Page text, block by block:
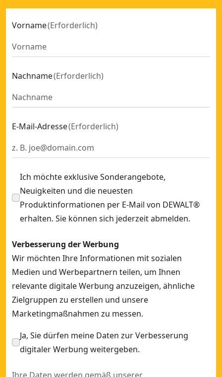
Vorname(Erforderlich)
Nachname(Erforderlich)
E-Mail-Adresse(Erforderlich)
Ich möchte exklusive Sonderangebote,
Neuigkeiten und die neuesten
Produktinformationen per E-Mail von DEWALT®
erhalten. Sie können sich jederzeit abmelden.
Verbesserung der Werbung
Wir möchten Ihre Informationen mit sozialen
Medien und Werbepartnern teilen, um Ihnen
relevante digitale Werbung anzuzeigen, ähnliche
Zielgruppen zu erstellen und unsere
Marketingmaßnahmen zu messen.
Ja, Sie dürfen meine Daten zur Verbesserung
digitaler Werbung weitergeben.